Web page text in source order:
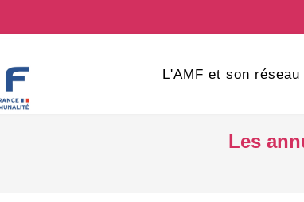
L'AMF et son réseau
Les